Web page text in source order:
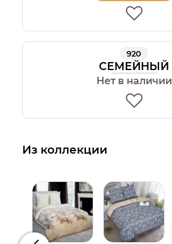
920
СЕМЕЙНЫЙ
Нет в наличии
Из коллекции